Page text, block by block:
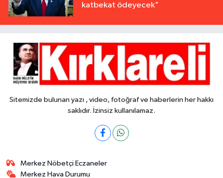
katbekat ödeyecek"
Sitemizde bulunan yazı , video, fotoğraf ve haberlerin her hakkı
saklıdır. İzinsiz kullanılamaz.
Merkez Nöbetçi Eczaneler
Merkez Hava Durumu